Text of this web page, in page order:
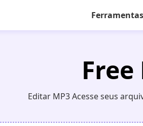
Editar MP3 Acesse seus